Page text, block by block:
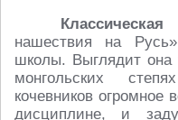
Классическая
нашествия на
школы. Выглядит она
монгольских
кочевников огромное
дисциплине, и